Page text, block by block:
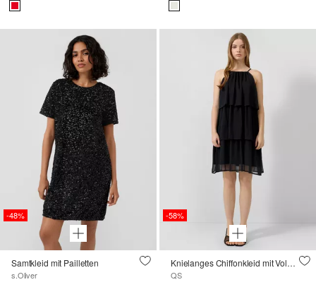
-48%
Samtkleid mit Pailletten
s.Oliver
-58%
Knielanges Chiffonkleid mit Volants
QS